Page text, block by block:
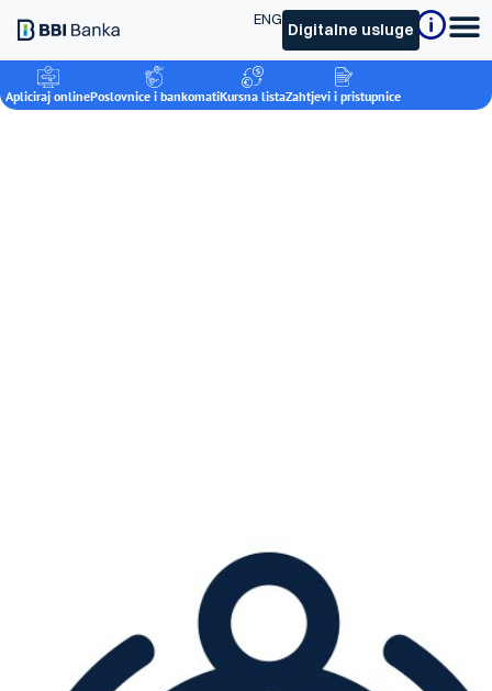
Digitalne usluge
ENG
Apliciraj onlinePoslovnice i bankomatiKursna listaZahtjevi i pristupnice